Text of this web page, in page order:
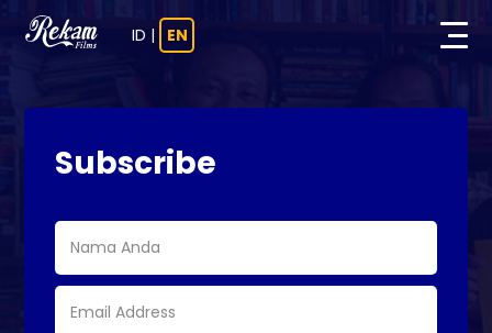
ID | EN
Subscribe